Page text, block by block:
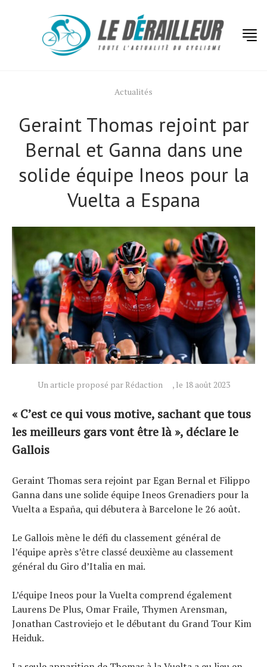
Actualités
Geraint Thomas rejoint par
Bernal et Ganna dans une
solide équipe Ineos pour la
Vuelta a Espana
Un article proposé par Rédaction , le 18 août 2023
« C’est ce qui vous motive, sachant que tous
les meilleurs gars vont être là », déclare le
Gallois
Geraint Thomas sera rejoint par Egan Bernal et Filippo
Ganna dans une solide équipe Ineos Grenadiers pour la
Vuelta a España, qui débutera à Barcelone le 26 août.
Le Gallois mène le défi du classement général de
l’équipe après s’être classé deuxième au classement
général du Giro d’Italia en mai.
L’équipe Ineos pour la Vuelta comprend également
Laurens De Plus, Omar Fraile, Thymen Arensman,
Jonathan Castroviejo et le débutant du Grand Tour Kim
Heiduk.
Technologies
Tests de produits
Conseils
Tendances
Tous nos articles
À propos